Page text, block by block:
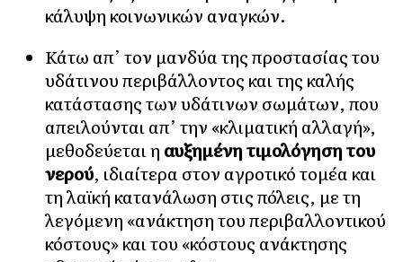
κάλυψη κοινωνικών αναγκών.
Κάτω απ’ τον μανδύα της προστασίας του
υδάτινου περιβάλλοντος και της καλής
κατάστασης των υδάτινων σωμάτων, που
απειλούνται απ’ την «κλιματική αλλαγή»,
μεθοδεύεται η αυξημένη τιμολόγηση του
νερού, ιδιαίτερα στον αγροτικό τομέα και
τη λαϊκή κατανάλωση στις πόλεις, με τη
λεγόμενη «ανάκτηση του περιβαλλοντικού
κόστους» και του «κόστους ανάκτησης